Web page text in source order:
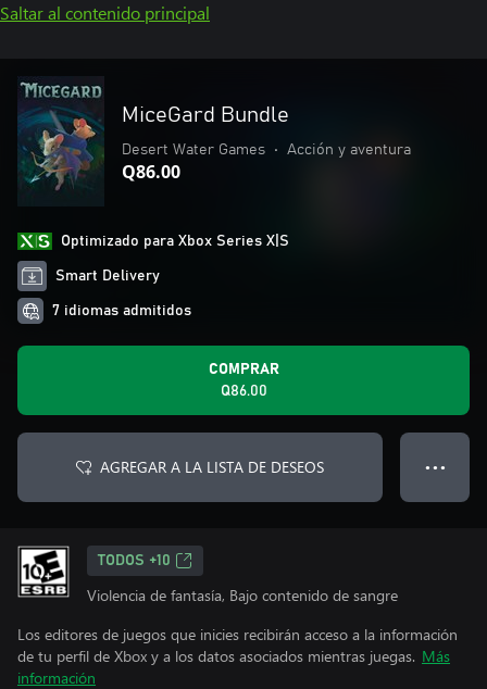
Saltar al contenido principal
MiceGard Bundle
Desert Water Games • Acción y aventura
Q86.00
Optimizado para Xbox Series X|S
Smart Delivery
7 idiomas admitidos
COMPRAR
Q86.00
AGREGAR A LA LISTA DE DESEOS ● ● ●
TODOS +10
Violencia de fantasía, Bajo contenido de sangre
Los editores de juegos que inicies recibirán acceso a la información
de tu perfil de Xbox y a los datos asociados mientras juegas. Más
información